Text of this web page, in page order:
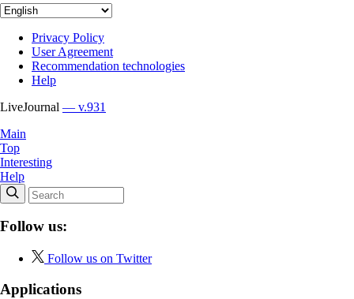
Privacy Policy
User Agreement
Recommendation technologies
Help
LiveJournal — v.931
Main
Top
Interesting
Help
Follow us:
Follow us on Twitter
Applications